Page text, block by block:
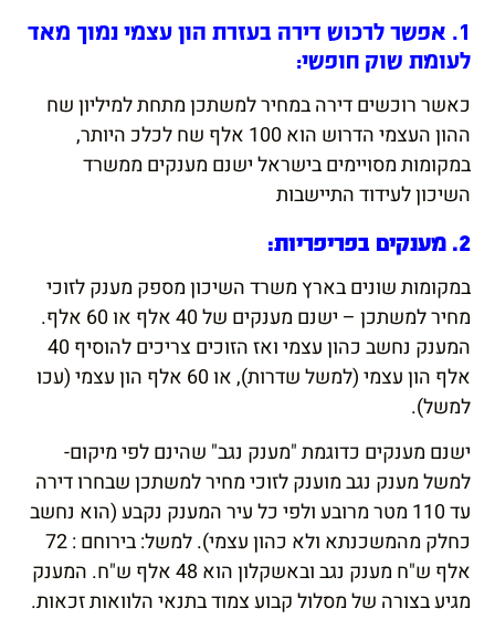
1. אפשר לרכוש דירה בעזרת הון עצמי נמוך מאד
לעומת שוק חופשי:
כאשר רוכשים דירה במחיר למשתכן מתחת למיליון שח
ההון העצמי הדרוש הוא 100 אלף שח לכלכ היותר,
במקומות מסויימים בישראל ישנם מענקים ממשרד
השיכון לעידוד התיישבות
2. מענקים בפריפריות:
במקומות שונים בארץ משרד השיכון מספק מענק לזוכי
מחיר למשתכן – ישנם מענקים של 40 אלף או 60 אלף.
המענק נחשב כהון עצמי ואז הזוכים צריכים להוסיף 40
אלף הון עצמי (למשל שדרות), או 60 אלף הון עצמי (עכו
למשל).
ישנם מענקים כדוגמת "מענק נגב" שהינם לפי מיקום-
למשל מענק נגב מוענק לזוכי מחיר למשתכן שבחרו דירה
עד 110 מטר מרובע ולפי כל עיר המענק נקבע (הוא נחשב
כחלק מהמשכנתא ולא כהון עצמי). למשל: בירוחם : 72
אלף ש"ח מענק נגב ובאשקלון הוא 48 אלף ש"ח. המענק
מגיע בצורה של מסלול קבוע צמוד בתנאי הלוואות זכאות.